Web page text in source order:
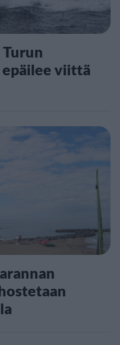
epäilee viittä